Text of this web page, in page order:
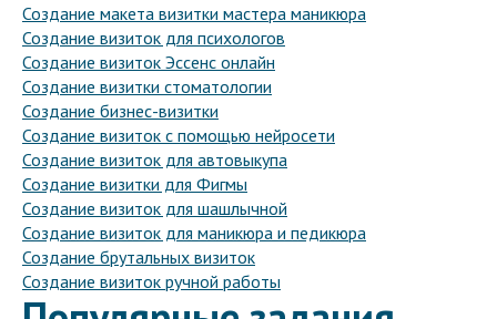
Создание макета визитки мастера маникюра
Создание визиток для психологов
Создание визиток Эссенс онлайн
Создание визитки стоматологии
Создание бизнес-визитки
Создание визиток с помощью нейросети
Создание визиток для автовыкупа
Создание визитки для Фигмы
Создание визиток для шашлычной
Создание визиток для маникюра и педикюра
Создание брутальных визиток
Создание визиток ручной работы